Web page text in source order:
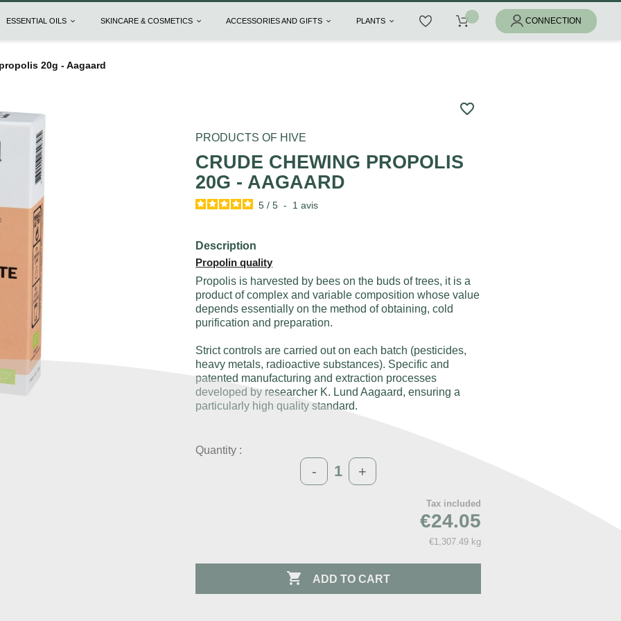
ESSENTIAL OILS SKINCARE & COSMETICS ACCESSORIES AND GIFTS PLANTS
20g - Aagaard
favorite_border
PRODUCTS OF HIVE
CRUDE CHEWING PROPOLIS
20G - AAGAARD
5 / 5 - 1avis
Description
Propolin quality
Propolis is harvested by bees on the buds of trees, it is a
product of complex and variable composition whose value
depends essentially on the method of obtaining, cold
purification and preparation.
Strict controls are carried out on each batch (pesticides,
heavy metals, radioactive substances). Specific and
patented manufacturing and extraction processes
developed by researcher K. Lund Aagaard, ensuring a
particularly high quality standard.
Quantity :
- +
Tax included
€24.05
€1,307.49 kg
 ADD TO CART